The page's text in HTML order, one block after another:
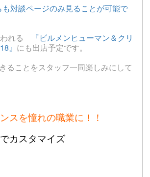
対談ページのみ見ることが可能で
れる
『ビルメンヒューマン＆クリ
』 にも出店予定です。
ることをスタッフ一同楽しみにして
スを憧れの職業に！！
カスタマイズ